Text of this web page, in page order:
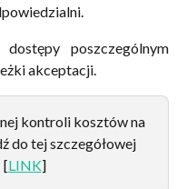
poszczególnym
akceptacji.
kontroli kosztów na
do tej szczegółowej
[LINK]